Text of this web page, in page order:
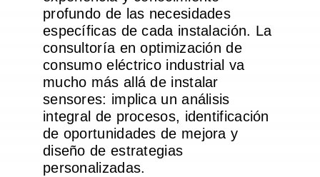
profundo de las necesidades
específicas de cada instalación. La
consultoría en optimización de
consumo eléctrico industrial va
mucho más allá de instalar
sensores: implica un análisis
integral de procesos, identificación
de oportunidades de mejora y
diseño de estrategias
personalizadas.